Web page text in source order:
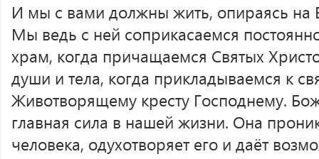
И мы с вами должны жить, опираясь на
Мы ведь с ней соприкасаемся
храм, когда причащаемся Святых
души и тела, когда прикладываемся к
Животворящему кресту Господнему.
главная сила в нашей жизни. Она
человека, одухотворяет его и даёт